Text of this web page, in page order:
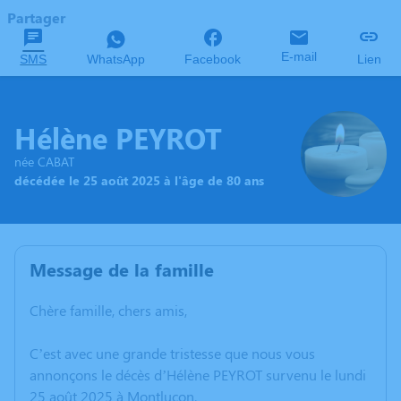
Partager
SMS WhatsApp Facebook E-mail Lien
Hélène PEYROT
née CABAT
décédée le 25 août 2025 à l'âge de 80 ans
Message de la famille
Chère famille, chers amis,
C’est avec une grande tristesse que nous vous
annonçons le décès d’Hélène PEYROT survenu le lundi
25 août 2025 à Montluçon.